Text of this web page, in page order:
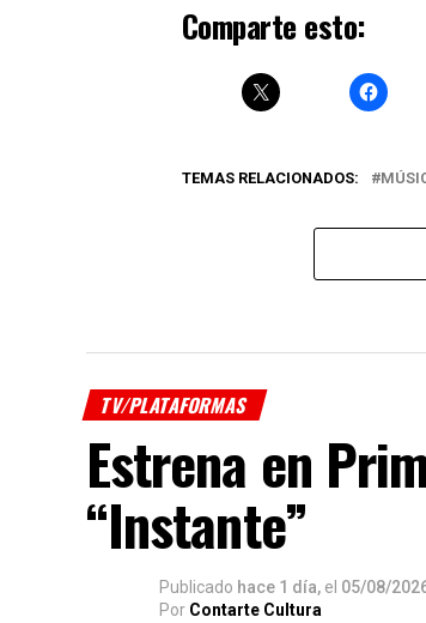
Comparte esto:
TEMAS RELACIONADOS:
TV/PLATAFORMAS
Estrena en
“Instante”
Publicado hace 1 día, el 05/08/
Por Contarte Cultura